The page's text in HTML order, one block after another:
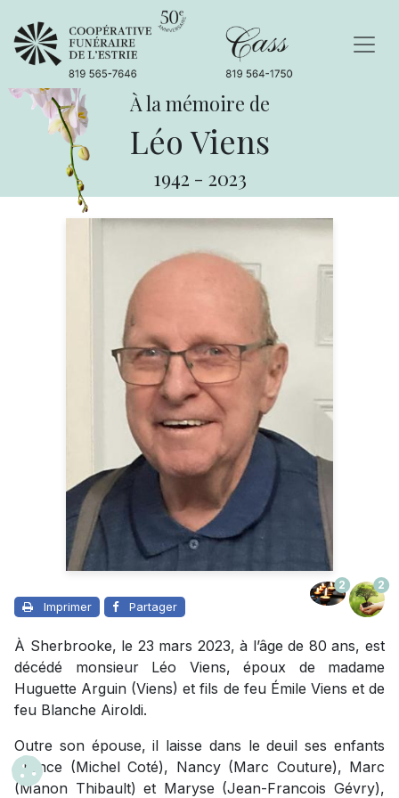
À la mémoire de
Léo Viens
1942 - 2023
Imprimer Partager
2 2
À Sherbrooke, le 23 mars 2023, à l’âge de 80 ans, est
décédé monsieur Léo Viens, époux de madame
Huguette Arguin (Viens) et fils de feu Émile Viens et de
feu Blanche Airoldi.
Outre son épouse, il laisse dans le deuil ses enfants
France (Michel Coté), Nancy (Marc Couture), Marc
(Manon Thibault) et Maryse (Jean-Francois Gévry),